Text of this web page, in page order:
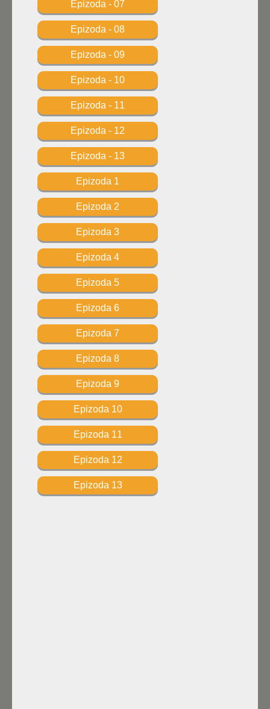
Epizoda - 07
Epizoda - 08
Epizoda - 09
Epizoda - 10
Epizoda - 11
Epizoda - 12
Epizoda - 13
Epizoda 1
Epizoda 2
Epizoda 3
Epizoda 4
Epizoda 5
Epizoda 6
Epizoda 7
Epizoda 8
Epizoda 9
Epizoda 10
Epizoda 11
Epizoda 12
Epizoda 13